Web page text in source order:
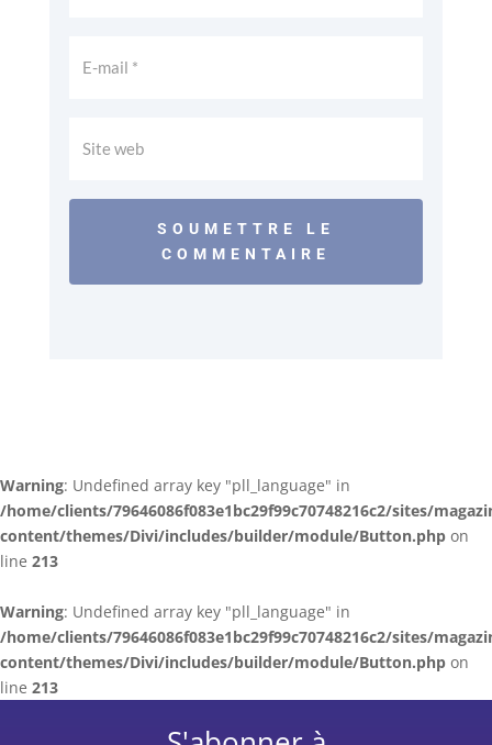
SOUMETTRE LE
COMMENTAIRE
Warning: Undefined array key "pll_language" in
/home/clients/79646086f083e1bc29f99c70748216c2/sites/
content/themes/Divi/includes/builder/module/Button.php on
line 213
Warning: Undefined array key "pll_language" in
/home/clients/79646086f083e1bc29f99c70748216c2/sites/
content/themes/Divi/includes/builder/module/Button.php on
line 213